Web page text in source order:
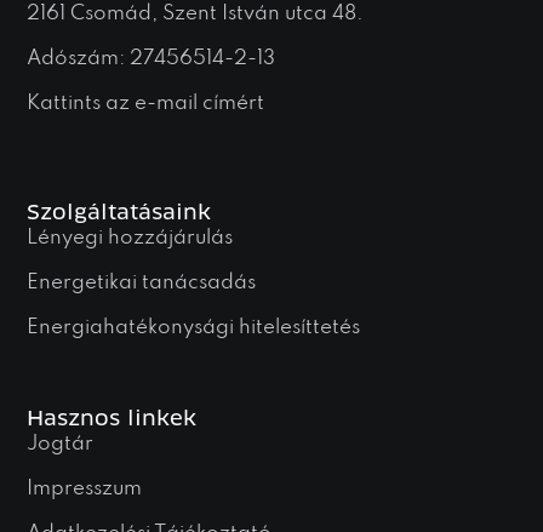
2161 Csomád, Szent István utca 48.
Adószám: 27456514-2-13
Kattints az e-mail címért
Szolgáltatásaink
Lényegi hozzájárulás
Energetikai tanácsadás
Energiahatékonysági hitelesíttetés
Hasznos linkek
Jogtár
Impresszum